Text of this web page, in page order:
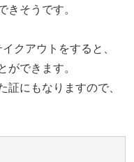
そうです。
クアウトをすると、
ができます。
にもなりますので、